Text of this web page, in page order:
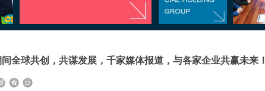
全球共创，共谋发展，千家媒体报道，与各家企业共赢未来！